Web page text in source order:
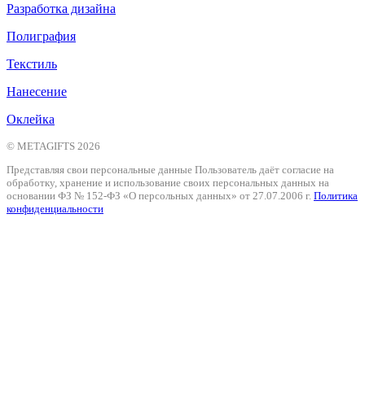
Разработка дизайна
Полиграфия
Текстиль
Нанесение
Оклейка
© METAGIFTS 2026
Представляя свои персональные данные Пользователь даёт согласие на
обработку, хранение и использование своих персональных данных на
основании ФЗ № 152-ФЗ «О персольных данных» от 27.07.2006 г. Политика
конфиденциальности